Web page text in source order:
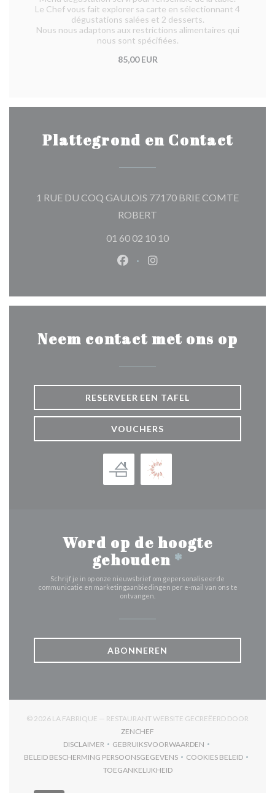
Le Chef vous fait explorer sa carte en sélectionnant 4
dégustations salées et 2 desserts.
Nous nous adaptons aux restrictions alimentaires qui
nous sont spécifiées.
85,00 EUR
Plattegrond en Contact
1 RUE DU COQ GAULOIS 77170 BRIE COMTE
ROBERT
01 60 02 10 10
Facebook ((opent in een nieuw
Instagram ((opent in een
Neem contact met ons op
RESERVEER EEN TAFEL
VOUCHERS
Word op de hoogte
gehouden *
Schrijf je in op onze nieuwsbrief om gepersonaliseerde
communicatie en marketingaanbiedingen per e-mail van ons te
ontvangen.
ABONNEREN
© 2026 LA FABRIQUE — RESTAURANT WEBSITE GECREËERD DOOR
ZENCHEF
DISCLAIMER
((OPENT IN EEN NIEUW VENSTER))
GEBRUIKSVOORWAARDEN
((OPENT IN EEN NIEUW
BELEID BESCHERMING PERSOONSGEGEVENS
((OPENT IN EEN NIEUW VENSTER))
COOKIES BELEID
((OPENT IN EEN
TOEGANKELIJKHEID
((OPENT IN EEN NIEUW VENSTER))